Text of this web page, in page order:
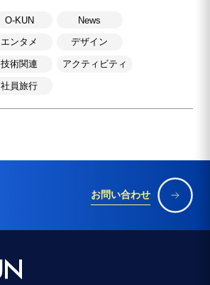
O-KUN News
エンタメ デザイン
技術関連 アクティビティ
社員旅行
お問い合わせ